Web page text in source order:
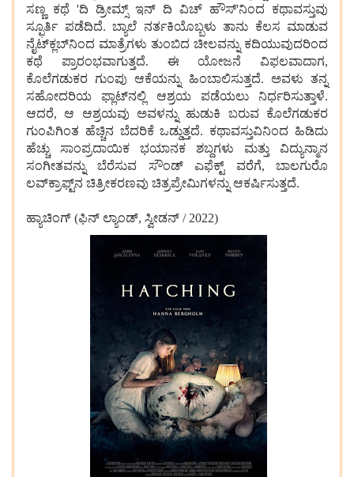
ಸಣ್ಣ ಕಥೆ 'ದಿ ಡ್ರೀಮ್ಸ್ ಇನ್ ದಿ ವಿಚ್ ಹೌಸ್'ನಿಂದ ಕಥಾವಸ್ತುವು
ಸ್ಫೂರ್ತಿ ಪಡೆದಿದೆ. ಬ್ಯಾಲೆ ನರ್ತಕಿಯೊಬ್ಬಳು ತಾನು ಕೆಲಸ ಮಾಡುವ
ನೈಟ್‌ಕ್ಲಬ್‌ನಿಂದ ಮಾತ್ರೆಗಳು ತುಂಬಿದ ಚೀಲವನ್ನು ಕದಿಯುವುದರಿಂದ
ಕಥೆ ಪ್ರಾರಂಭವಾಗುತ್ತದೆ. ಈ ಯೋಜನೆ ವಿಫಲವಾದಾಗ,
ಕೊಲೆಗಡುಕರ ಗುಂಪು ಆಕೆಯನ್ನು ಹಿಂಬಾಲಿಸುತ್ತದೆ. ಅವಳು ತನ್ನ
ಸಹೋದರಿಯ ಫ್ಲಾಟ್‌ನಲ್ಲಿ ಆಶ್ರಯ ಪಡೆಯಲು ನಿರ್ಧರಿಸುತ್ತಾಳೆ.
ಆದರೆ, ಆ ಆಶ್ರಯವು ಅವಳನ್ನು ಹುಡುಕಿ ಬರುವ ಕೊಲೆಗಡುಕರ
ಗುಂಪಿಗಿಂತ ಹೆಚ್ಚಿನ ಬೆದರಿಕೆ ಒಡ್ಡುತ್ತದೆ. ಕಥಾವಸ್ತುವಿನಿಂದ ಹಿಡಿದು
ಹೆಚ್ಚು ಸಾಂಪ್ರದಾಯಿಕ ಭಯಾನಕ ಶಬ್ದಗಳು ಮತ್ತು ವಿದ್ಯುನ್ಮಾನ
ಸಂಗೀತವನ್ನು ಬೆರೆಸುವ ಸೌಂಡ್ ಎಫೆಕ್ಟ್ ವರೆಗೆ, ಬಾಲಗುರೊ
ಲವ್‌ಕ್ರಾಫ್ಟ್‌ನ ಚಿತ್ರೀಕರಣವು ಚಿತ್ರಪ್ರೇಮಿಗಳನ್ನು ಆಕರ್ಷಿಸುತ್ತದೆ.
ಹ್ಯಾಚಿಂಗ್ (ಫಿನ್ ಲ್ಯಾಂಡ್, ಸ್ವೀಡನ್ / 2022)